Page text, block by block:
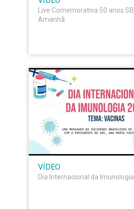
Live Comemorativa 50 anos
Amanhã
VÍDEO
Dia Internacional da